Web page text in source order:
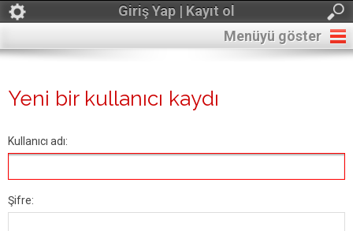
Giriş Yap | Kayıt ol
Menüyü göster
Yeni bir kullanıcı kaydı
Kullanıcı adı:
Şifre: